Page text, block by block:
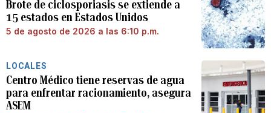
Brote de ciclosporiasis se extiende a
15 estados en Estados Unidos
5 de agosto de 2026 a las 6:10 p.m.
LOCALES
Centro Médico tiene reservas de agua
para enfrentar racionamiento, asegura
ASEM